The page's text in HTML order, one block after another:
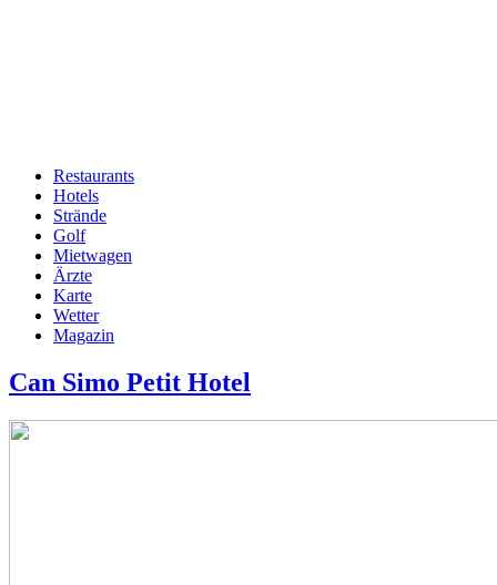
Hauptnavigation
Restaurants
Hotels
Strände
Golf
Mietwagen
Ärzte
Karte
Wetter
Magazin
Can Simo Petit Hotel